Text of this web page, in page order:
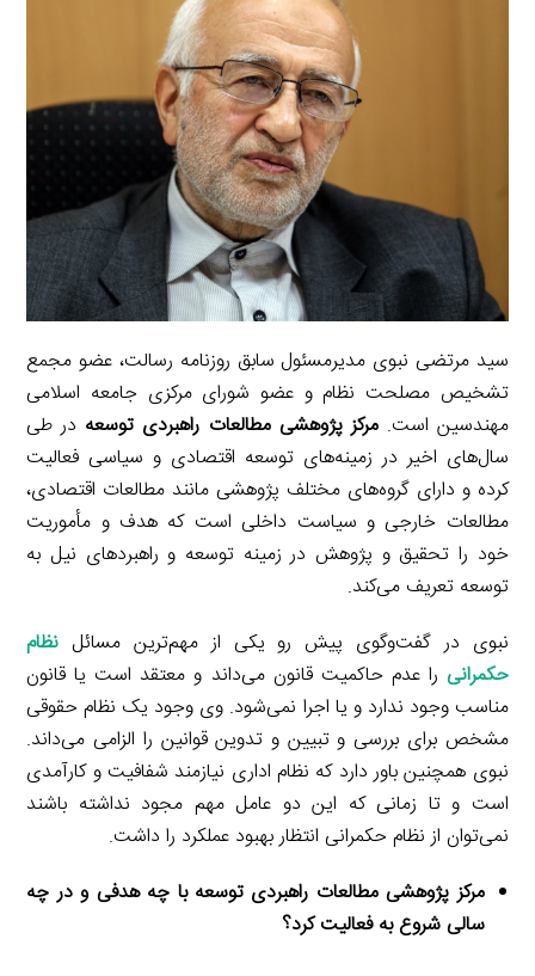
m
سید مرتضی نبوی مدیرمسئول سابق روزنامه رسالت، عضو مجمع
تشخیص مصلحت نظام و عضو شورای مرکزی جامعه اسلامی
مهندسین است.مرکز پژوهشی مطالعات راهبردی توسعه در طی
سال‌های اخیر در زمینه‌های توسعه اقتصادی و سیاسی فعالیت
کرده و دارای گروه‌های مختلف پژوهشی مانند مطالعات اقتصادی،
مطالعات خارجی و سیاست داخلی است که هدف و مأموریت
خود را تحقیق و پژوهش در زمینه توسعه و راهبردهای نیل به
توسعه تعریف می‌کند.
نبوی در گفت‌وگوی پیش رو یکی از مهم‌ترین مسائل نظام
حکمرانی را عدم حاکمیت قانون می‌داند و معتقد است یا قانون
مناسب وجود ندارد و یا اجرا نمی‌شود. وی وجود یک نظام حقوقی
مشخص برای بررسی و تبیین و تدوین قوانین را الزامی می‌داند.
نبوی همچنین باور دارد که نظام اداری نیازمند شفافیت و کارآمدی
است و تا زمانی که این دو عامل مهم مجود نداشته باشند
نمی‌توان از نظام حکمرانی انتظار بهبود عملکرد را داشت.
مرکز پژوهشی مطالعات راهبردی توسعه با چه هدفی و در چه
سالی شروع به فعالیت کرد؟